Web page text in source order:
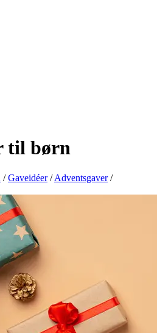
til børn
/Gaveidéer/Adventsgaver/